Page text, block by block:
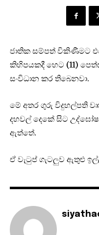
ජාතික සම්පත් විකිණීමට
කිහිපයකදී හෙට (11)
සංවිධාන කර තිබෙනවා.
මේ අතර ගුරු විදුහල්පති
දහවල් දෙකේ සිට
ඇත්තේ.
ඒ වැටුප් ගැටලුව ඇතුළු